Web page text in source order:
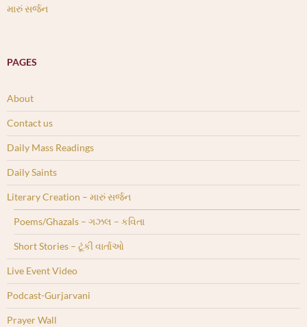
મારું સર્જન
PAGES
About
Contact us
Daily Mass Readings
Daily Saints
Literary Creation – મારું સર્જન
Poems/Ghazals – ગઝલ – કવિતા
Short Stories – ટૂંકી વાર્તાઓ
Live Event Video
Podcast-Gurjarvani
Prayer Wall